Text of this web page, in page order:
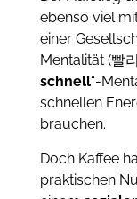
ebenso viel
einer
Mentalität (빨
schnell“-
schnellen
brauchen.
Doch Kaffee
praktischen